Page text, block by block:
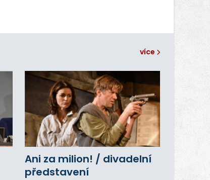
více
Ani za milion! / divadelní
představení